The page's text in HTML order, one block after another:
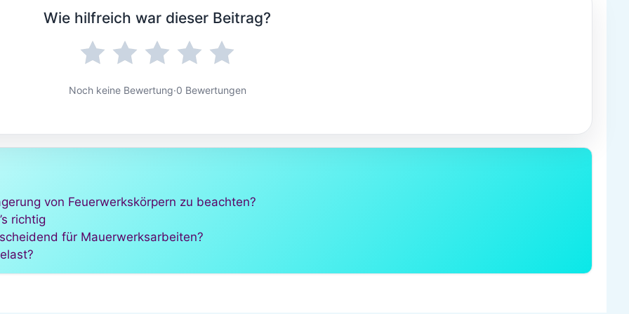
Wie hilfreich war dieser Beitrag?
Noch keine Bewertung·0 Bewertungen
von Feuerwerkskörpern zu beachten?
richtig
für Mauerwerksarbeiten?